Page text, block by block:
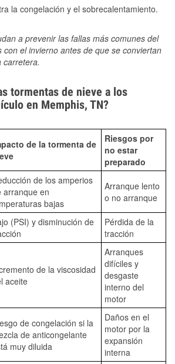
la congelación y el sobrecalentamiento.
a prevenir las fallas más comunes del
con el invierno antes de que se conviertan
carretera.
tormentas de nieve a los
en Memphis, TN?
de la tormenta de
Riesgos por
no estar
preparado
de los amperios
arranque en
bajas
Arranque lento
o no arranque
(PSI) y disminución de
Pérdida de la
tracción
de la viscosidad
aceite
Arranques
difíciles y
desgaste
interno del
motor
de congelación si la
de anticongelante
muy diluida
Daños en el
motor por la
expansión
interna